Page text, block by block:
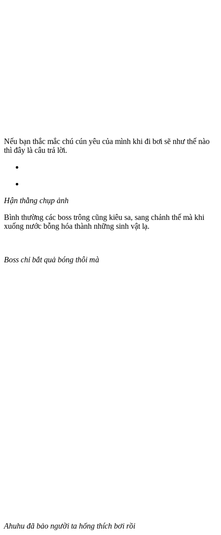
Nếu bạn thắc mắc chú cún yêu của mình khi đi bơi sẽ như thế nào
thì đây là câu trả lời.
Hận thằng chụp ảnh
Bình thường các boss trông cũng kiêu sa, sang chảnh thế mà khi
xuống nước bỗng hóa thành những sinh vật lạ.
Boss chỉ bắt quả bóng thôi mà
Ahuhu đã bảo người ta hổng thích bơi rồi